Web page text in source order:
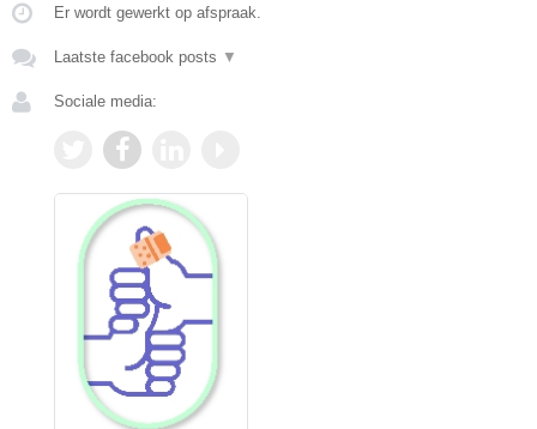
Er wordt gewerkt op afspraak.
Laatste facebook posts ▼
Sociale media: